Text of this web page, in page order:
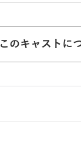
このキャストに